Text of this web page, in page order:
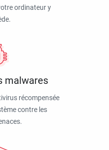
ordinateur y
malwares
récompensée
contre les